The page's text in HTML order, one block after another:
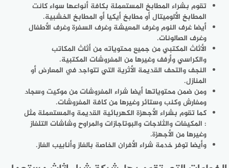
تقوم بشراء المطابخ المستعملة بكافة أنواعها سواء كانت
المطابخ الألوميتال أو مطابخ أيكيا أو المطابخ الخشبية.
أيضا غرف النوم وغرف المعيشة وغرف السفرة وغرف الأطفال
وغرف الصالونات.
الأثاث المكتبي من جميع محتوياته من أثاث المكاتب
والكراسي وأرفف وغيرها من المفروشات المكتبية.
النجف والتحف القديمة الأثرية التي تتواجد في المعارض أو
المنازل.
ومن ضمن محتوياتها أيضا شراء المفروشات من موكيت وسجاد
ومفارش وكنب وستائر وغيرها من كافة المفروشات.
كما تقوم بشراء الأجهزة الكهربائية القديمة والمستعملة مثل
: المكيفات والثلاجات والبوتاجازات والمراوح وشاشات التلفاز
وغيرها من الأجهزة.
وأيضا توفر خدمة شراء الأفران الخاصة بالغاز وأنابيب الغاز.